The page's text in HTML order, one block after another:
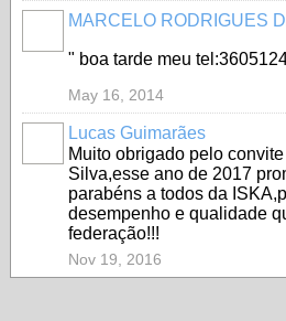
MARCELO RODRIGUES
" boa tarde meu
May 16, 2014
Lucas Guimarães
Muito obrigado pelo
Silva,esse ano de 2017
parabéns a todos da
desempenho e qualidade
federação!!!
Nov 19, 2016